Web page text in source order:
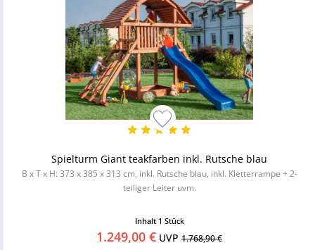
Spielturm Giant teakfarben inkl. Rutsche blau
B x T x H: 373 x 385 x 313 cm, inkl. Rutsche blau, inkl. Kletterrampe + 2-
teiliger Leiter uvm.
Inhalt 1 Stück
1.249,00 € UVP 1.768,90 €